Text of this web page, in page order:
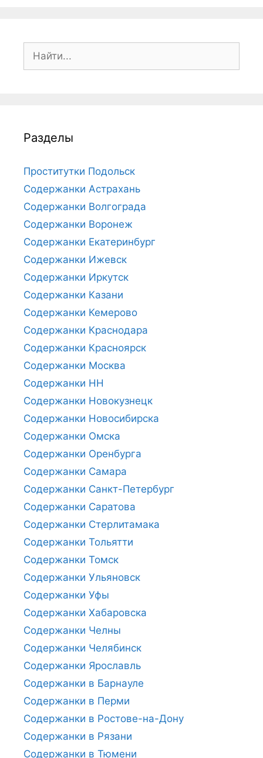
Разделы
Проститутки Подольск
Содержанки Астрахань
Содержанки Волгограда
Содержанки Воронеж
Содержанки Екатеринбург
Содержанки Ижевск
Содержанки Иркутск
Содержанки Казани
Содержанки Кемерово
Содержанки Краснодара
Содержанки Красноярск
Содержанки Москва
Содержанки НН
Содержанки Новокузнецк
Содержанки Новосибирска
Содержанки Омска
Содержанки Оренбурга
Содержанки Самара
Содержанки Санкт-Петербург
Содержанки Саратова
Содержанки Стерлитамака
Содержанки Тольятти
Содержанки Томск
Содержанки Ульяновск
Содержанки Уфы
Содержанки Хабаровска
Содержанки Челны
Содержанки Челябинск
Содержанки Ярославль
Содержанки в Барнауле
Содержанки в Перми
Содержанки в Ростове-на-Дону
Содержанки в Рязани
Содержанки в Тюмени